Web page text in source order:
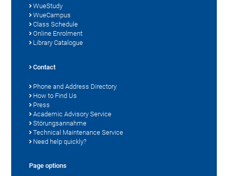
WueStudy
WueCampus
Class Schedule
Online Enrolment
Library Catalogue
Contact
Phone and Address Directory
How to Find Us
Press
Academic Advisory Service
Störungsannahme
Technical Maintenance Service
Need help quickly?
Page options